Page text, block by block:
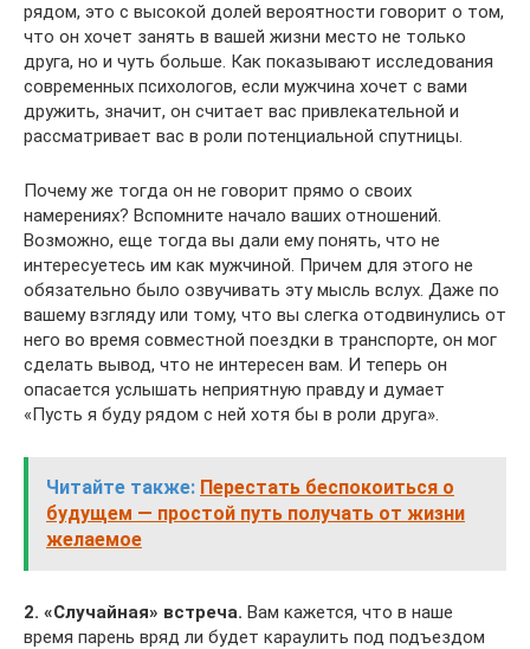
рядом, это с высокой долей вероятности говорит о том,
что он хочет занять в вашей жизни место не только
друга, но и чуть больше. Как показывают исследования
современных психологов, если мужчина хочет с вами
дружить, значит, он считает вас привлекательной и
рассматривает вас в роли потенциальной спутницы.
Почему же тогда он не говорит прямо о своих
намерениях? Вспомните начало ваших отношений.
Возможно, еще тогда вы дали ему понять, что не
интересуетесь им как мужчиной. Причем для этого не
обязательно было озвучивать эту мысль вслух. Даже по
вашему взгляду или тому, что вы слегка отодвинулись от
него во время совместной поездки в транспорте, он мог
сделать вывод, что не интересен вам. И теперь он
опасается услышать неприятную правду и думает
«Пусть я буду рядом с ней хотя бы в роли друга».
Читайте также: Перестать беспокоиться о
будущем — простой путь получать от жизни
желаемое
2. «Случайная» встреча. Вам кажется, что в наше
время парень вряд ли будет караулить под подъездом